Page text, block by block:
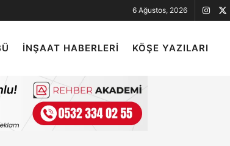
6 Ağustos, 2026
İNŞAAT HABERLERI KÖŞE YAZILARI